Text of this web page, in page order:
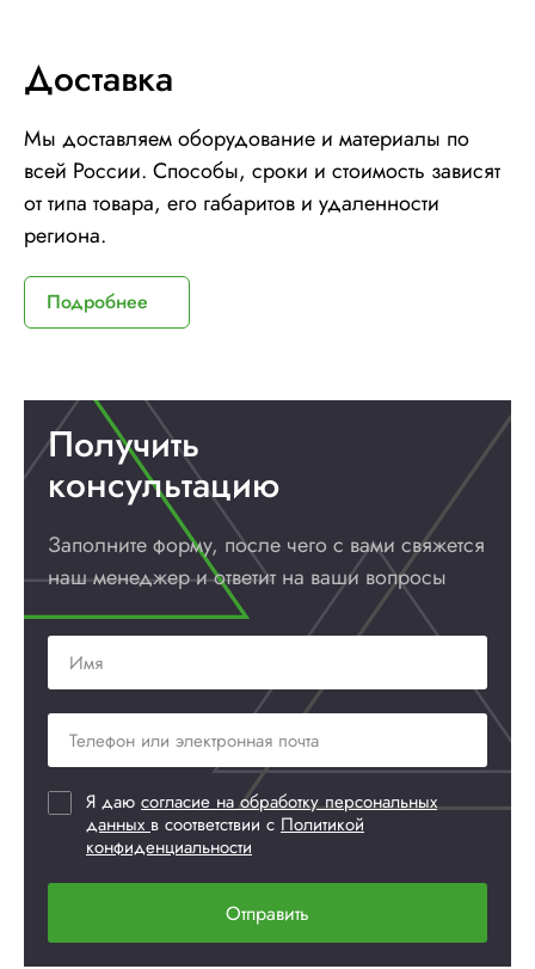
Доставка
Мы доставляем оборудование и материалы по
всей России. Способы, сроки и стоимость зависят
от типа товара, его габаритов и удаленности
региона.
Подробнее
Получить
консультацию
Заполните форму, после чего с вами свяжется
наш менеджер и ответит на ваши вопросы
Я даю согласие на обработку персональных
данных в соответствии с Политикой
конфиденциальности
Отправить